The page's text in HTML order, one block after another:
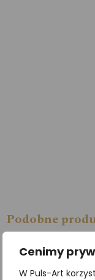
Cenimy
W Puls-Art
Podobne